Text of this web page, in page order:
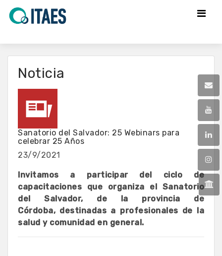
Noticia
Sanatorio del Salvador: 25 Webinars para
celebrar 25 Años
23/9/2021
Invitamos a participar del ciclo de
capacitaciones que organiza el Sanatorio
del Salvador, de la provincia de
Córdoba, destinadas a profesionales de la
salud y comunidad en general.